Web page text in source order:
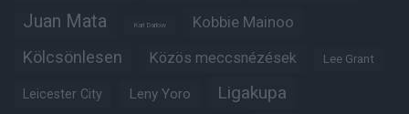
Juan Mata Karl Darlow Kobbie Mainoo
Kölcsönlesen Közös meccsnézések Lee Grant
Leicester City Leny Yoro Ligakupa